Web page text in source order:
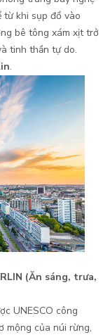
từ khi sụp đổ vào
bê tông xám xịt trở
tinh thần tự do.
.
(Ăn sáng, trưa,
UNESCO công
mộng của núi rừng,